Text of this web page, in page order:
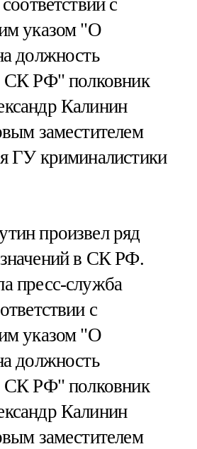
с
указом "О
должность
СК РФ" полковник
Калинин
заместителем
ГУ криминалистики
произвел ряд
в СК РФ.
пресс-служба
с
указом "О
должность
СК РФ" полковник
Калинин
заместителем